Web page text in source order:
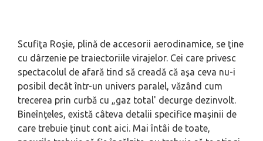
Scufiţa Roşie, plină de accesorii aerodinamice, se ţine
cu dârzenie pe traiectoriile virajelor. Cei care privesc
spectacolul de afară tind să creadă că aşa ceva nu-i
posibil decât într-un univers paralel, văzând cum
trecerea prin curbă cu „gaz total' decurge dezinvolt.
Bineînţeles, există câteva detalii specifice maşinii de
care trebuie ţinut cont aici. Mai întâi de toate,